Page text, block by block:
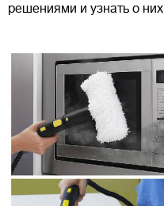
решениями и узнать о них.